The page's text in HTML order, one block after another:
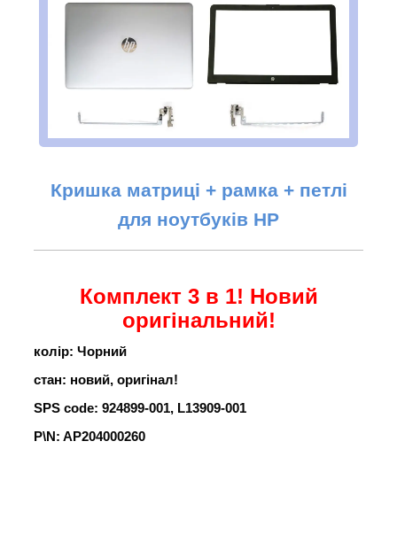
Кришка матриці + рамка + петлі
для ноутбуків HP
Комплект 3 в 1! Новий
оригінальний!
колір: Чорний
стан: новий, оригінал!
SPS code: 924899-001, L13909-001
P\N: AP204000260